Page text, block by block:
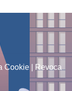
Cookie|
Revoca